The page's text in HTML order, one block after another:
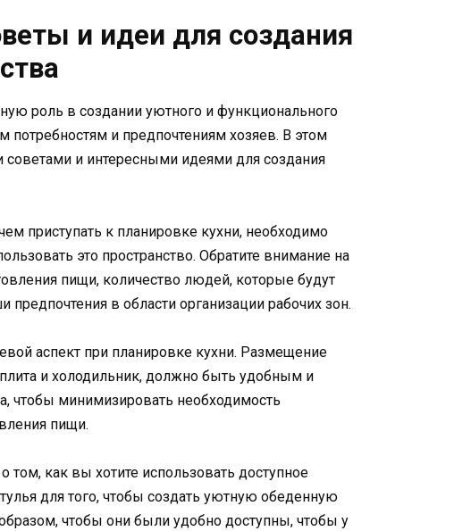
и идеи для создания
роль в создании уютного и функционального
потребностям и предпочтениям хозяев. В этом
и интересными идеями для создания
приступать к планировке кухни, необходимо
это пространство. Обратите внимание на
пищи, количество людей, которые будут
в области организации рабочих зон.
аспект при планировке кухни. Размещение
и холодильник, должно быть удобным и
чтобы минимизировать необходимость
пищи.
том, как вы хотите использовать доступное
для того, чтобы создать уютную обеденную
чтобы они были удобно доступны, чтобы у